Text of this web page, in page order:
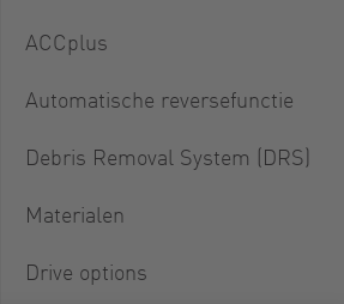
ACCplus
Automatische reversefunctie
Debris Removal System (DRS)
Materialen
Drive options